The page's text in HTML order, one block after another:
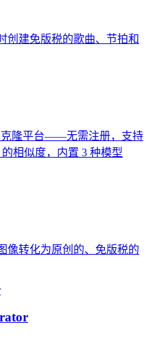
创建免版税的歌曲、节拍和
克隆平台——无需注册，支持
相似度，内置 3 种模型
像转化为原创的、免版税的